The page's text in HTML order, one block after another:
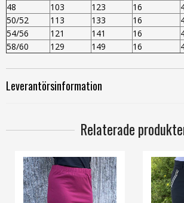
48
103 123 16
50/52
113 133 16
54/56
121 141 16
58/60
129 149 16
Leverantörsinformation
Relaterade